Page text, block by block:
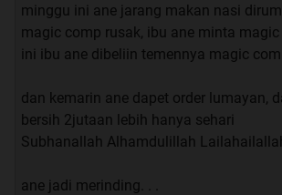
minggu ini ane jarang makan nasi
magic comp rusak, ibu ane minta
ini ibu ane dibeliin temennya magic
dan kemarin ane dapet order lumayan,
bersih 2jutaan lebih hanya sehari
Subhanallah Alhamdulillah
ane jadi merinding. . .